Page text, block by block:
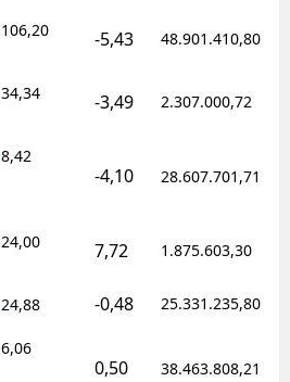
106,20 -5,43 48.901.410,80
34,34 -3,49 2.307.000,72
8,42
-4,10 28.607.701,71
24,00 7,72 1.875.603,30
24,88 -0,48 25.331.235,80
6,06
0,50 38.463.808,21